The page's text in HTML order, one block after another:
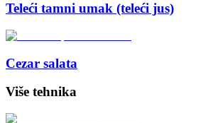
Teleći tamni umak (teleći jus)
Cezar salata
Više tehnika